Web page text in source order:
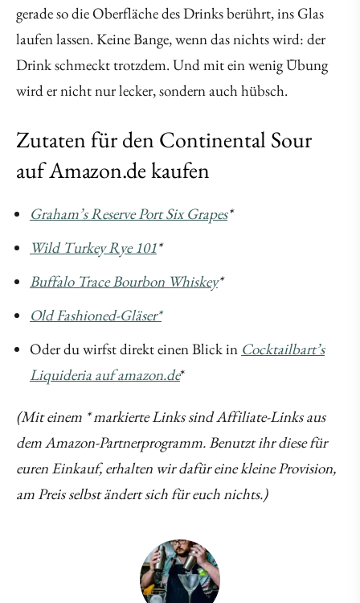
gerade so die Oberfläche des Drinks berührt, ins Glas
laufen lassen. Keine Bange, wenn das nichts wird: der
Drink schmeckt trotzdem. Und mit ein wenig Übung
wird er nicht nur lecker, sondern auch hübsch.
Zutaten für den Continental Sour
auf Amazon.de kaufen
Graham’s Reserve Port Six Grapes*
Wild Turkey Rye 101*
Buffalo Trace Bourbon Whiskey*
Old Fashioned-Gläser*
Oder du wirfst direkt einen Blick in Cocktailbart’s
Liquideria auf amazon.de*
(Mit einem * markierte Links sind Affiliate-Links aus
dem Amazon-Partnerprogramm. Benutzt ihr diese für
euren Einkauf, erhalten wir dafür eine kleine Provision,
am Preis selbst ändert sich für euch nichts.)